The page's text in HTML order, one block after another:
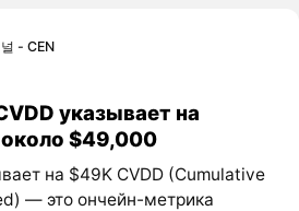
- CEN
указывает на
$49,000
на $49K CVDD (Cumulative
— это ончейн-метрика